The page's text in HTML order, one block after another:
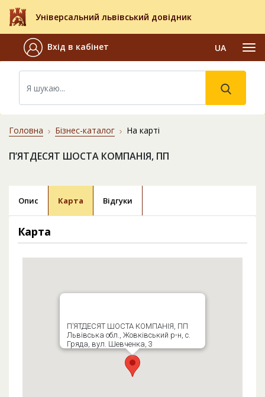
Універсальний львівський довідник
Вхід в кабінет UA
Головна Бізнес-каталог На карті
П’ЯТДЕСЯТ ШОСТА КОМПАНІЯ, ПП
Опис Карта Відгуки
Карта
П’ЯТДЕСЯТ ШОСТА КОМПАНІЯ, ПП
Львівська обл., Жовківський р-н, с.
Гряда, вул. Шевченка, 3